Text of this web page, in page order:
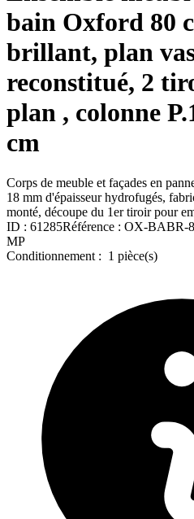
bain Oxford 80
brillant, plan
reconstitué, 2
plan , colonne
cm
Corps de meuble et façades en
18 mm d'épaisseur hydrofugés,
monté, découpe du 1er tiroir pour
ID : 61285Référence : OX-BABR-
MP
Conditionnement : 1 pièce(s)